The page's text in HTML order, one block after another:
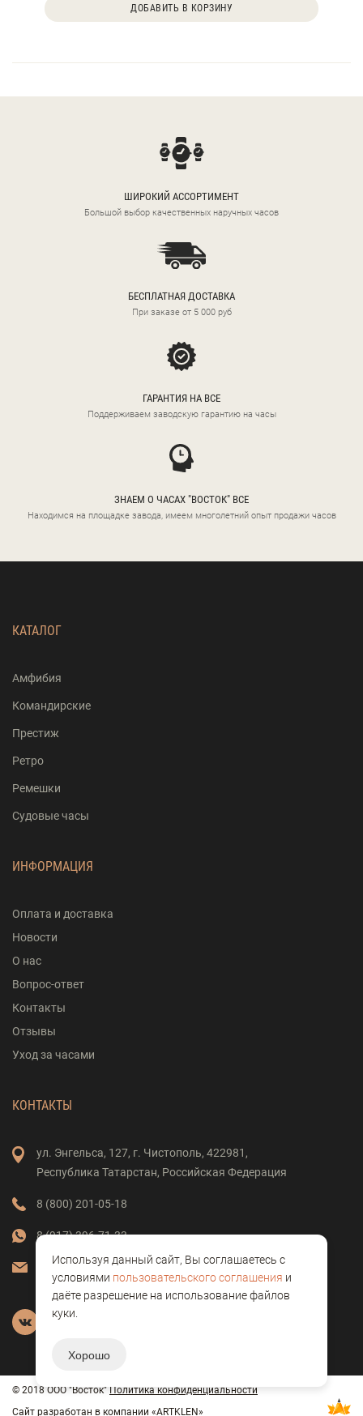
ДОБАВИТЬ В КОРЗИНУ
ШИРОКИЙ АССОРТИМЕНТ
Большой выбор качественных наручных часов
БЕСПЛАТНАЯ ДОСТАВКА
При заказе от 5 000 руб
ГАРАНТИЯ НА ВСЕ
Поддерживаем заводскую гарантию на часы
ЗНАЕМ О ЧАСАХ "ВОСТОК" ВСЕ
Находимся на площадке завода, имеем многолетний опыт продажи часов
КАТАЛОГ
Амфибия
Командирские
Престиж
Ретро
Ремешки
Судовые часы
ИНФОРМАЦИЯ
Оплата и доставка
Новости
О нас
Вопрос-ответ
Контакты
Отзывы
Уход за часами
КОНТАКТЫ
ул. Энгельса, 127, г. Чистополь, 422981,
Республика Татарстан, Российская Федерация
8 (800) 201-05-18
8 (917) 396-71-33
vostok-clock@mail.ru
© 2018 ООО "Восток" Политика конфиденциальности
Сайт разработан в компании «ARTKLEN»
Используя данный сайт, Вы соглашаетесь с
условиями пользовательского соглашения и
даёте разрешение на использование файлов
куки.
Хорошо